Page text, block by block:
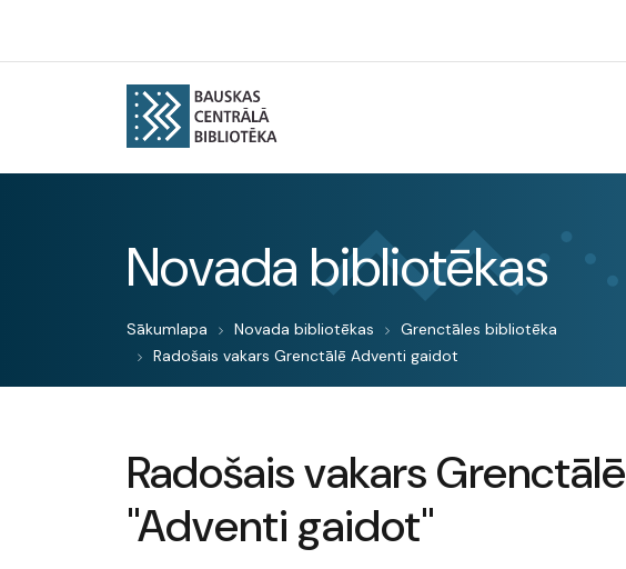
Novada bibliotēkas
Sākumlapa Novada bibliotēkas
Grenctāles bibliotēka
Radošais vakars Grenctālē Adventi gaidot
Radošais vakars Grenctālē
"Adventi gaidot"